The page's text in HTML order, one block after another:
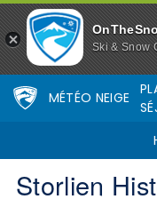
Ski & Snow
MÉTÉO NEIGE
Storlien